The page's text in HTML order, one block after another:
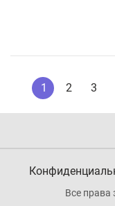
1 2 3
Все